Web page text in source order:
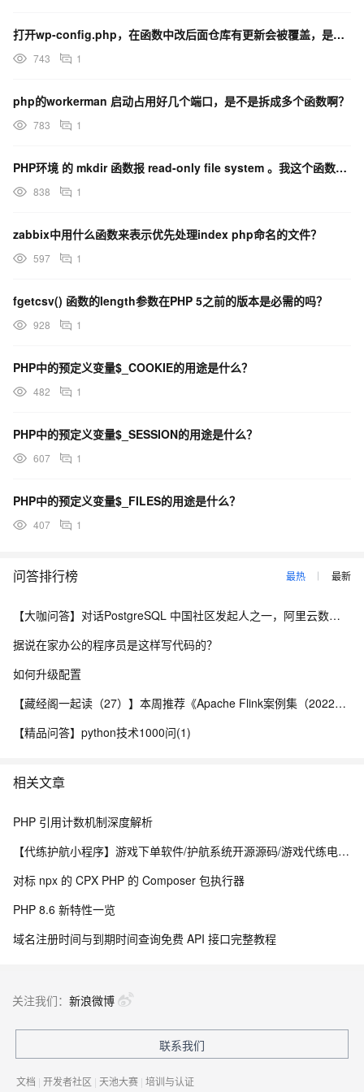
打开wp-config.php，在函数中改后面仓库有更新会被覆盖，是马上就能有效果吗？
743 1
php的workerman 启动占用好几个端口，是不是拆成多个函数啊？
783 1
PHP环境 的 mkdir 函数报 read-only file system 。我这个函数需要处理
838 1
zabbix中用什么函数来表示优先处理index php命名的文件？
597 1
fgetcsv() 函数的length参数在PHP 5之前的版本是必需的吗？
928 1
PHP中的预定义变量$_COOKIE的用途是什么？
482 1
PHP中的预定义变量$_SESSION的用途是什么？
607 1
PHP中的预定义变量$_FILES的用途是什么？
407 1
问答排行榜 最热 最新
【大咖问答】对话PostgreSQL 中国社区发起人之一，阿里云数据库高级专家 德哥
据说在家办公的程序员是这样写代码的？
如何升级配置
【藏经阁一起读（27）】本周推荐《Apache Flink案例集（2022版）》，你有哪些心得？
【精品问答】python技术1000问(1)
相关文章
PHP 引用计数机制深度解析
【代练护航小程序】游戏下单软件/护航系统开源源码/游戏代练电竞派单小程序搭建
对标 npx 的 CPX PHP 的 Composer 包执行器
PHP 8.6 新特性一览
域名注册时间与到期时间查询免费 API 接口完整教程
关注我们： 新浪微博
联系我们
文档 | 开发者社区 | 天池大赛 | 培训与认证